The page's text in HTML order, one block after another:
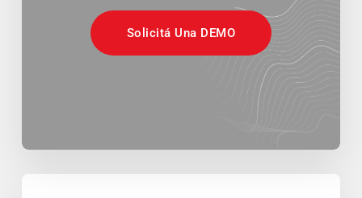
Solicitá Una DEMO